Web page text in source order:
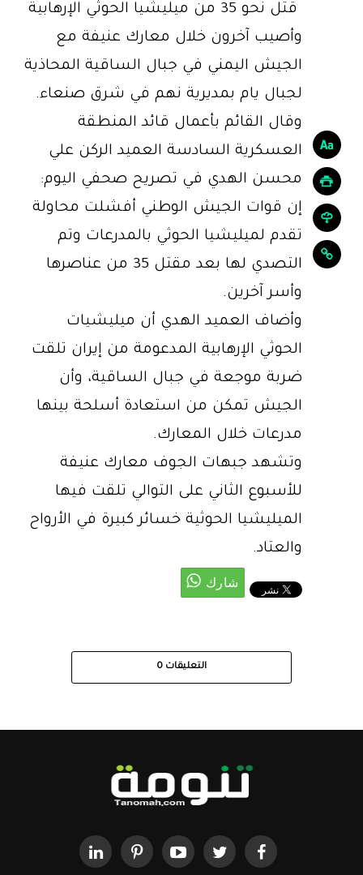
قُتل نحو 35 من ميليشيا الحوثي الإرهابية
وأصيب آخرون خلال معارك عنيفة مع
الجيش اليمني في جبال الساقية المحاذية
لجبال يام بمديرية نهم في شرق صنعاء.
وقال القائم بأعمال قائد المنطقة
العسكرية السادسة العميد الركن علي
محسن الهدي في تصريح صحفي اليوم:
إن قوات الجيش الوطني أفشلت محاولة
تقدم لميليشيا الحوثي بالمدرعات وتم
التصدي لها بعد مقتل 35 من عناصرها
وأسر آخرين.
وأضاف العميد الهدي أن ميليشيات
الحوثي الإرهابية المدعومة من إيران تلقت
ضربة موجعة في جبال الساقية، وأن
الجيش تمكن من استعادة أسلحة بينها
مدرعات خلال المعارك.
وتشهد جبهات الجوف معارك عنيفة
للأسبوع الثاني على التوالي تلقت فيها
الميليشيا الحوثية خسائر كبيرة في الأرواح
والعتاد.
التعليقات 0